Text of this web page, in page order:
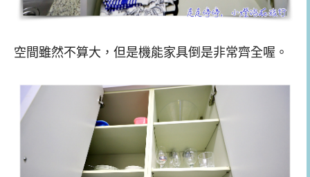
空間雖然不算大，但是機能家具倒是非常齊全喔。